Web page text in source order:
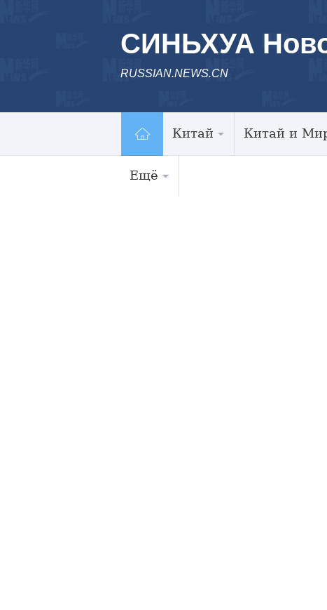
СИНЬХУА
RUSSIAN.NEWS.CN
Китай Китай и
Ещё